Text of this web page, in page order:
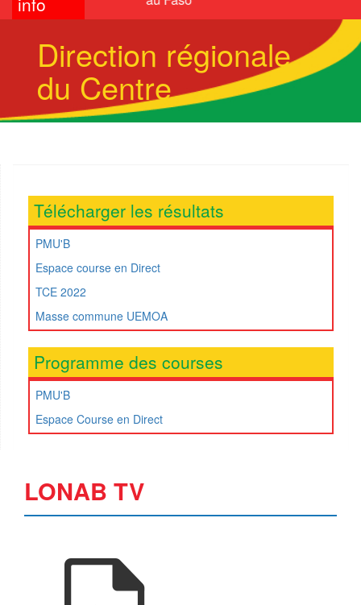
Direction régionale
du Centre
Télécharger les résultats
PMU'B
Espace course en Direct
TCE 2022
Masse commune UEMOA
Programme des courses
PMU'B
Espace Course en Direct
LONAB TV